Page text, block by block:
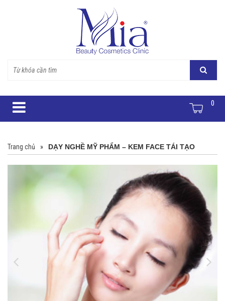
0
Trang chủ » DẠY NGHỀ MỸ PHẨM – KEM FACE TÁI TẠO